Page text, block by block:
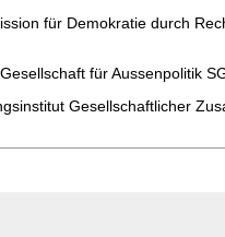
für Demokratie durch
für Aussenpolitik
Gesellschaftlicher